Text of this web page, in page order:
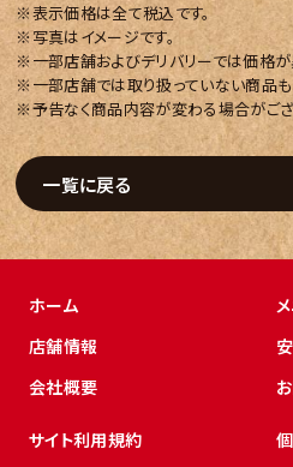
※表示価格は全て税込です。
※写真はイメージです。
※一部店舗およびデリバリーでは価格が
※一部店舗では取り扱っていない商品も
※予告なく商品内容が変わる場合がござ
一覧に戻る
ホーム
店舗情報
会社概要
サイト利用規約